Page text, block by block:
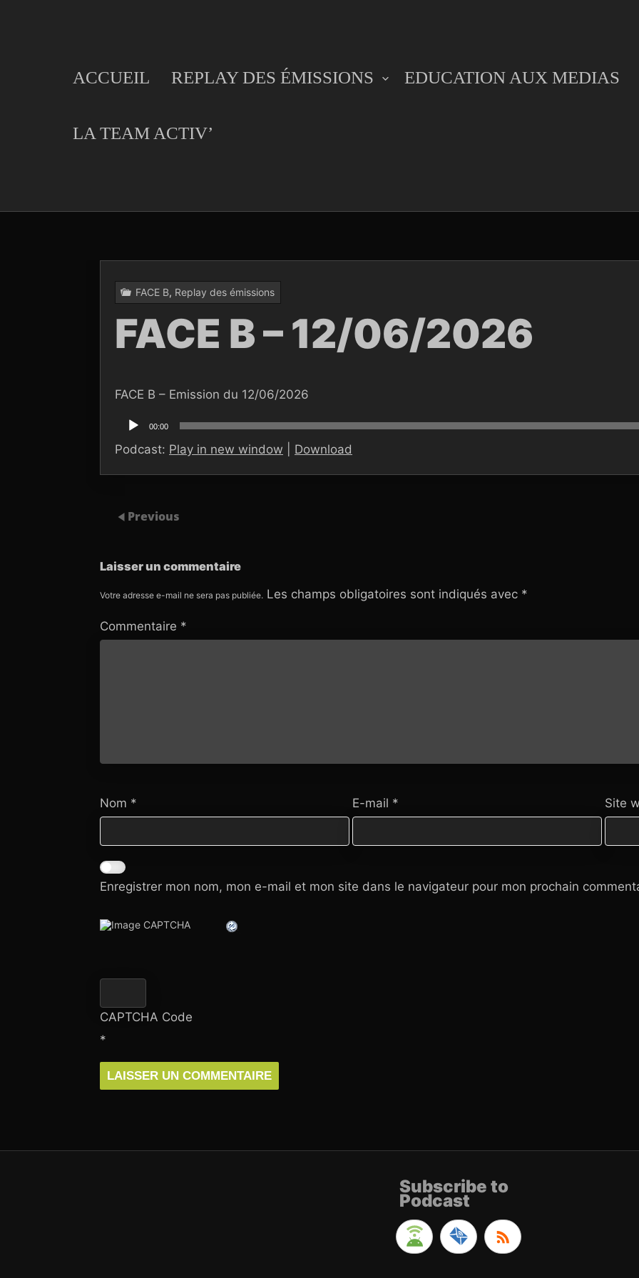
ACCUEIL REPLAY DES ÉMISSIONS EDUCATION AUX MEDIAS
LA TEAM ACTIV’
FACE B, Replay des émissions
FACE B – 12/06/2026
FACE B – Emission du 12/06/2026
audio
00:00
Podcast: Play in new window Download
Previous
Laisser un commentaire
Votre adresse e-mail ne sera pas publiée. Les champs obligatoires sont indiqués avec *
Commentaire *
Nom * E-mail * Site
Enregistrer mon nom, mon e-mail et mon site dans le navigateur pour mon prochain
CAPTCHA Code
*
Subscribe to
Podcast